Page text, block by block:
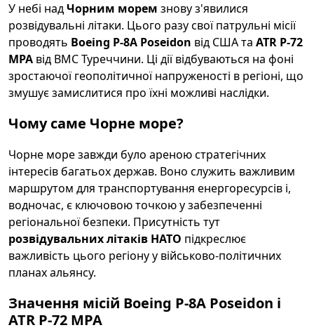
У небі надЧорним морем знову з'явилися
розвідувальні літаки. Цього разу свої патрульні місії
проводять Boeing P-8A Poseidon від США та ATR P-72
MPA від ВМС Туреччини. Ці дії відбуваються на фоні
зростаючої геополітичної напруженості в регіоні, що
змушує замислитися про їхні можливі наслідки.
Чому саме Чорне море?
Чорне море завжди було ареною стратегічних
інтересів багатьох держав. Воно служить важливим
маршрутом для транспортування енергоресурсів і,
водночас, є ключовою точкою у забезпеченні
регіональної безпеки. Присутність тут
розвідувальних літаків НАТО підкреслює
важливість цього регіону у військово-політичних
планах альянсу.
Значення місій Boeing P-8A Poseidon і
ATR P-72 MPA